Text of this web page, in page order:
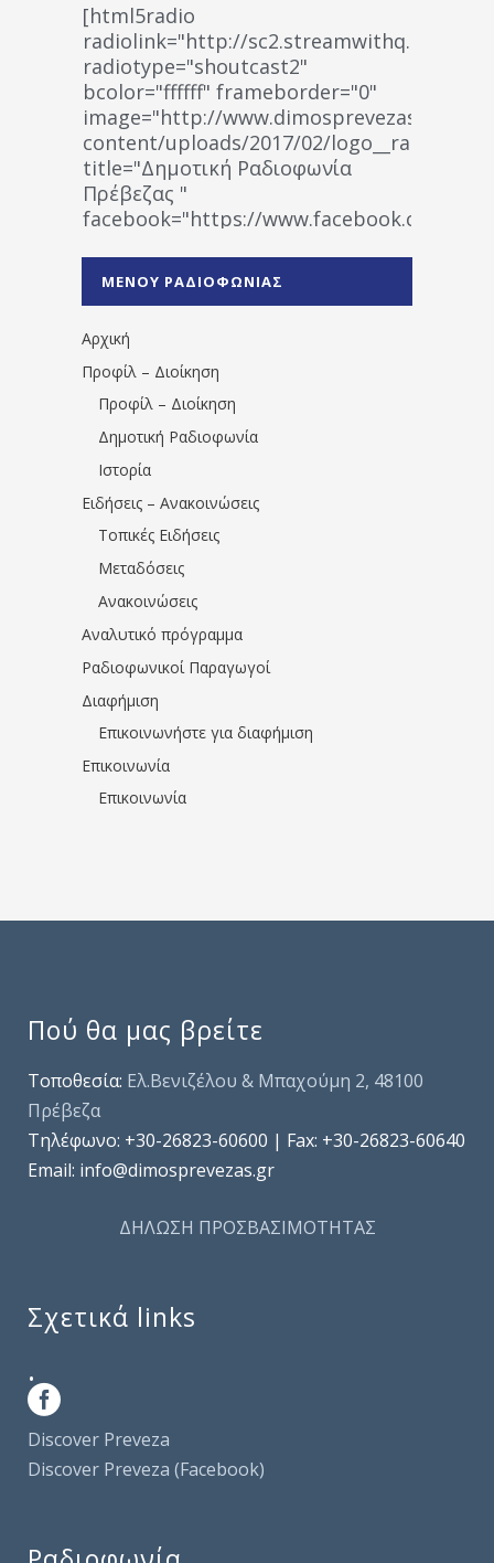
[html5radio
radiolink="http://
radiotype="shoutcast2"
bcolor="ffffff" frameborder="0"
image="http://www.dimosprevezas.gr/wp-
content/uploads/2017/02/
title="Δημοτική Ραδιοφωνία
Πρέβεζας "
facebook="https://www.facebook.com/
1531194763766854/" artist="" ]
ΜΕΝΟΥ ΡΑΔΙΟΦΩΝΙΑΣ
Αρχική
Προφίλ – Διοίκηση
Προφίλ – Διοίκηση
Δημοτική Ραδιοφωνία
Ιστορία
Ειδήσεις – Ανακοινώσεις
Τοπικές Ειδήσεις
Μεταδόσεις
Ανακοινώσεις
Αναλυτικό πρόγραμμα
Ραδιοφωνικοί Παραγωγοί
Διαφήμιση
Επικοινωνήστε για διαφήμιση
Επικοινωνία
Επικοινωνία
Πού θα μας βρείτε
Τοποθεσία: Ελ.Βενιζέλου & Μπαχούμη 2, 48100
Πρέβεζα
Τηλέφωνo: +30-26823-60600 | Fax: +30-26823-60640
Email: info@dimosprevezas.gr
ΔΗΛΩΣΗ ΠΡΟΣΒΑΣΙΜΟΤΗΤΑΣ
Σχετικά links
.
Discover Preveza
Discover Preveza (Facebook)